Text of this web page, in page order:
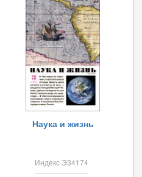
Наука и жизнь
Индекс Э34174